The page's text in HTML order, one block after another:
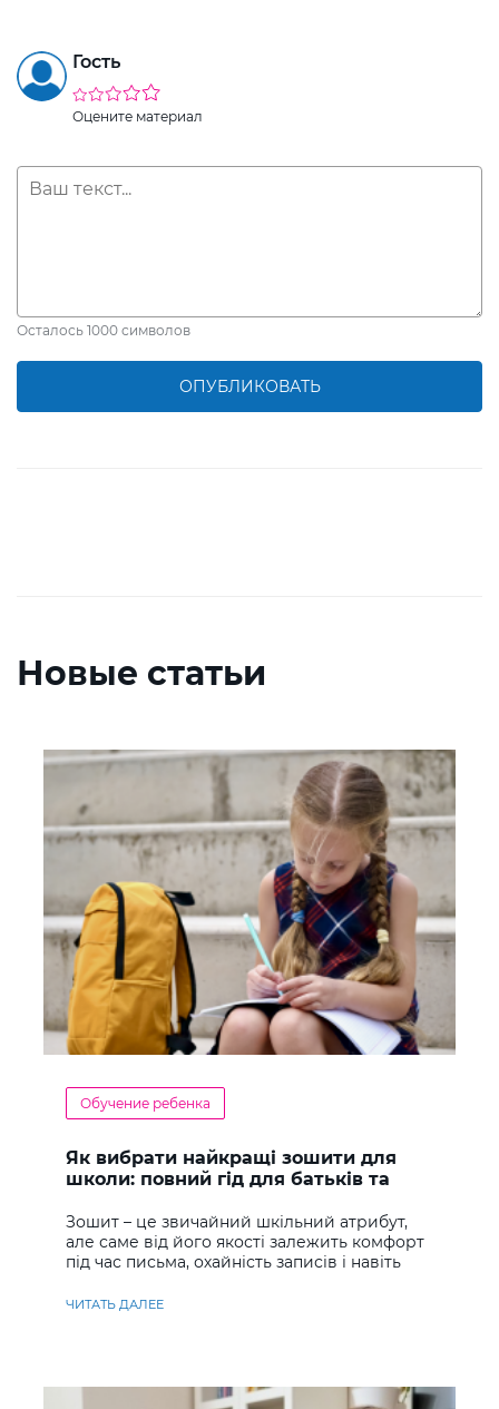
Гость
Оцените материал
Осталось 1000 символов
ОПУБЛИКОВАТЬ
Новые статьи
Обучение ребенка
Як вибрати найкращі зошити для
школи: повний гід для батьків та
Зошит – це звичайний шкільний атрибут,
але саме від його якості залежить комфорт
під час письма, охайність записів і навіть
ЧИТАТЬ ДАЛЕЕ